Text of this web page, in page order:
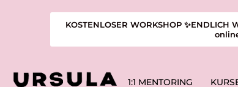
KOSTENLOSER WORKSHOP ✨ENDLICH
1:1 MENTORING